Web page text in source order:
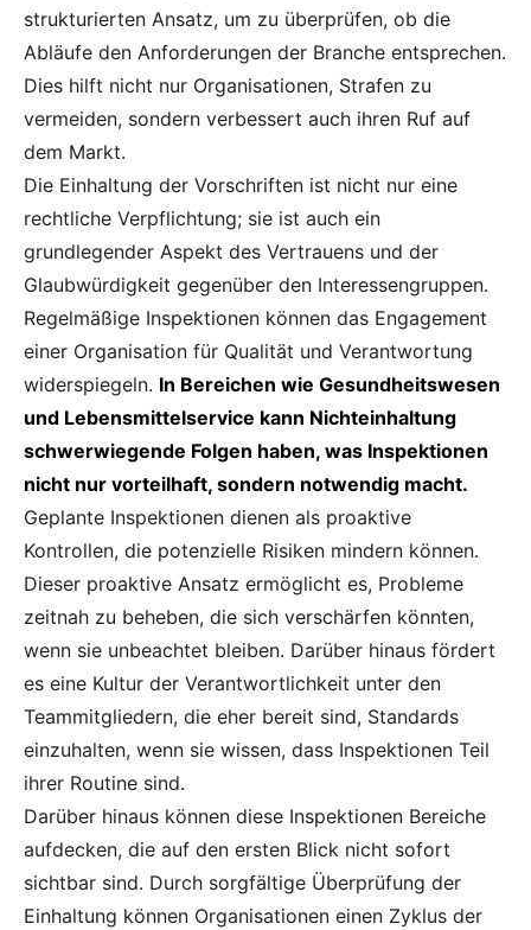
strukturierten Ansatz, um zu überprüfen, ob die
Abläufe den Anforderungen der Branche entsprechen.
Dies hilft nicht nur Organisationen, Strafen zu
vermeiden, sondern verbessert auch ihren Ruf auf
dem Markt.
Die Einhaltung der Vorschriften ist nicht nur eine
rechtliche Verpflichtung; sie ist auch ein
grundlegender Aspekt des Vertrauens und der
Glaubwürdigkeit gegenüber den Interessengruppen.
Regelmäßige Inspektionen können das Engagement
einer Organisation für Qualität und Verantwortung
widerspiegeln. In Bereichen wie Gesundheitswesen
und Lebensmittelservice kann Nichteinhaltung
schwerwiegende Folgen haben, was Inspektionen
nicht nur vorteilhaft, sondern notwendig macht.
Geplante Inspektionen dienen als proaktive
Kontrollen, die potenzielle Risiken mindern können.
Dieser proaktive Ansatz ermöglicht es, Probleme
zeitnah zu beheben, die sich verschärfen könnten,
wenn sie unbeachtet bleiben. Darüber hinaus fördert
es eine Kultur der Verantwortlichkeit unter den
Teammitgliedern, die eher bereit sind, Standards
einzuhalten, wenn sie wissen, dass Inspektionen Teil
ihrer Routine sind.
Darüber hinaus können diese Inspektionen Bereiche
aufdecken, die auf den ersten Blick nicht sofort
sichtbar sind. Durch sorgfältige Überprüfung der
Einhaltung können Organisationen einen Zyklus der